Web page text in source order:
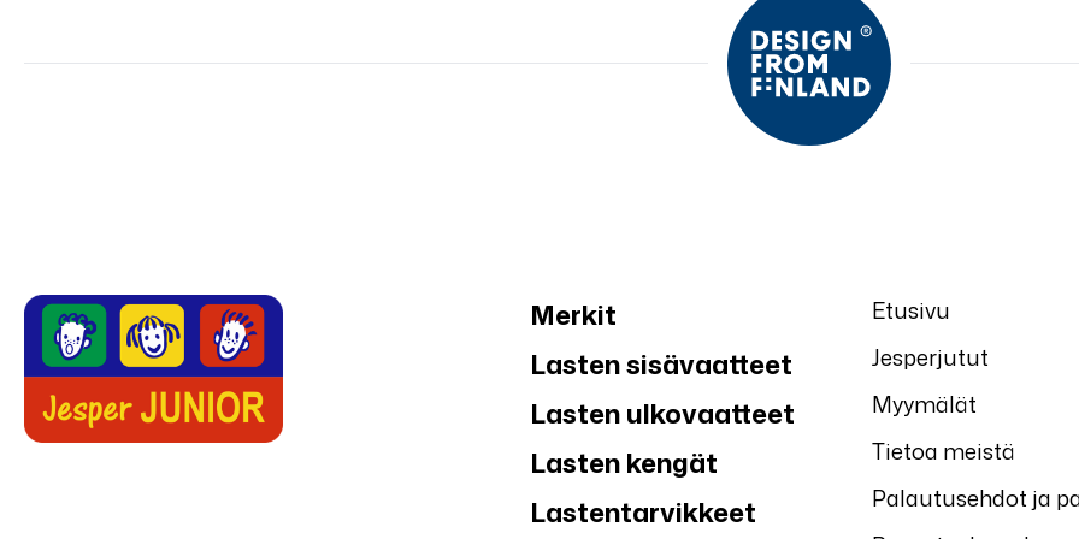
Merkit
Lasten sisävaatteet
Lasten ulkovaatteet
Lasten kengät
Lastentarvikkeet
Etusivu
Jesperjutut
Myymälät
Tietoa meistä
Palautusehdot ja